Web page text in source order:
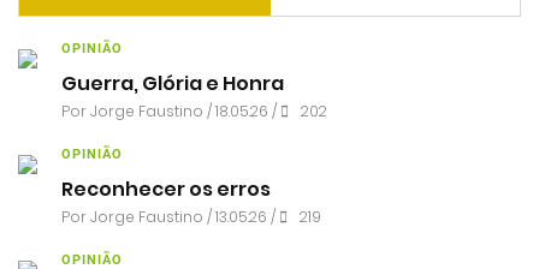
OPINIÃO
Guerra, Glória e Honra
PorJorge Faustino / 18.05.26 / 202
OPINIÃO
Reconhecer os erros
PorJorge Faustino / 13.05.26 / 219
OPINIÃO